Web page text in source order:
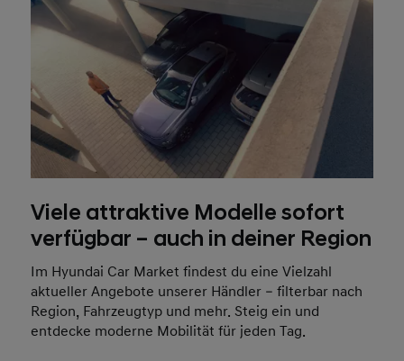
Viele attraktive Modelle sofort
verfügbar – auch in deiner Region
Im Hyundai Car Market findest du eine Vielzahl
aktueller Angebote unserer Händler – filterbar nach
Region, Fahrzeugtyp und mehr. Steig ein und
entdecke moderne Mobilität für jeden Tag.